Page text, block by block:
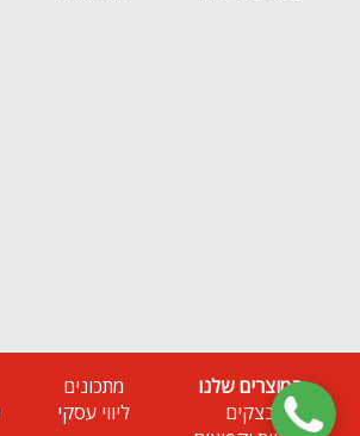
המוצרים שלנו
בצקים
מתכונים
ליווי עסקי